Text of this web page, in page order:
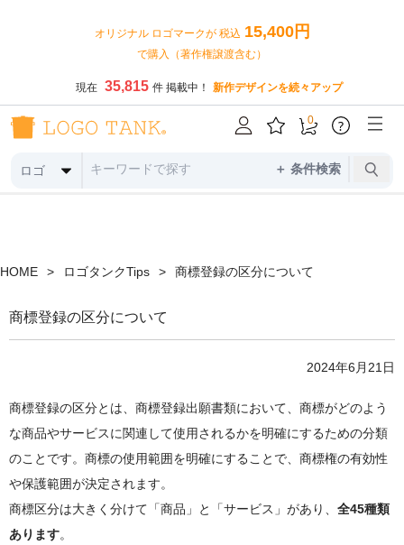
オリジナル ロゴマークが 税込 15,400円
で購入（著作権譲渡含む）
現在 35,815 件 掲載中！ 新作デザインを続々アップ
ロゴ ＋ 条件検索
0 ?
HOME > ロゴタンクTips > 商標登録の区分について
商標登録の区分について
2024年6月21日
商標登録の区分とは、商標登録出願書類において、商標がどのよう
な商品やサービスに関連して使用されるかを明確にするための分類
のことです。商標の使用範囲を明確にすることで、商標権の有効性
や保護範囲が決定されます。
商標区分は大きく分けて「商品」と「サービス」があり、 全45種類
あります。